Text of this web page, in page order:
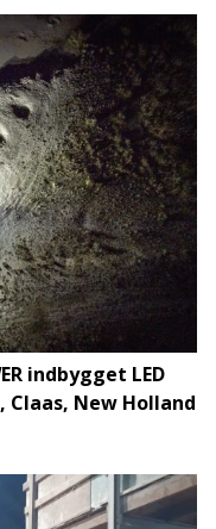
indbygget LED
New Holland